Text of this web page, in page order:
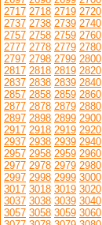
2717 2718 2719 2720
2737 2738 2739 2740
2757 2758 2759 2760
2777 2778 2779 2780
2797 2798 2799 2800
2817 2818 2819 2820
2837 2838 2839 2840
2857 2858 2859 2860
2877 2878 2879 2880
2897 2898 2899 2900
2917 2918 2919 2920
2937 2938 2939 2940
2957 2958 2959 2960
2977 2978 2979 2980
2997 2998 2999 3000
3017 3018 3019 3020
3037 3038 3039 3040
3057 3058 3059 3060